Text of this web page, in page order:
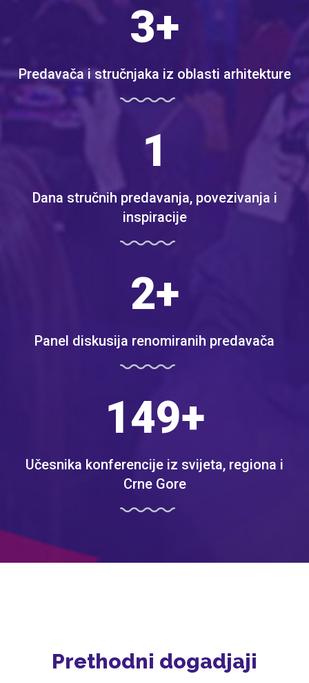
6+
Predavača i stručnjaka iz oblasti arhitekture
2
Dana stručnih predavanja, povezivanja i
inspiracije
3+
Panel diskusija renomiranih predavača
293+
Učesnika konferencije iz svijeta, regiona i
Crne Gore
Prethodni dogadjaji